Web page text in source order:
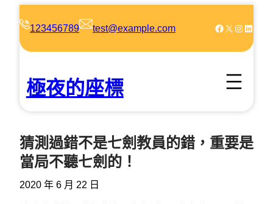
123456789 test@example.com Facebook X Instagram LinkedIn
極夜的座標
猜測過錯不是七劍教員的錯，重要是
當局不聽七劍的！
2020 年 6 月 22 日